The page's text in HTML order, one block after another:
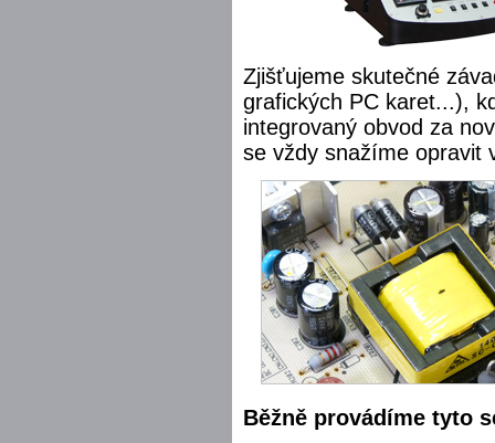
Zjišťujeme skutečné
grafických PC karet...),
integrovaný obvod za
se vždy snažíme opravit
Běžně provádíme tyto